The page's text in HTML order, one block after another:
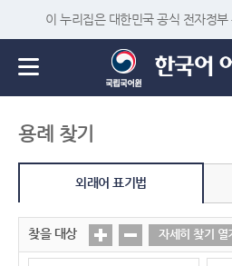
이 누리집은 대한민국 공식 전자정부
용례 찾기
외래어 표기법
찾을 대상 자세히 찾기 열